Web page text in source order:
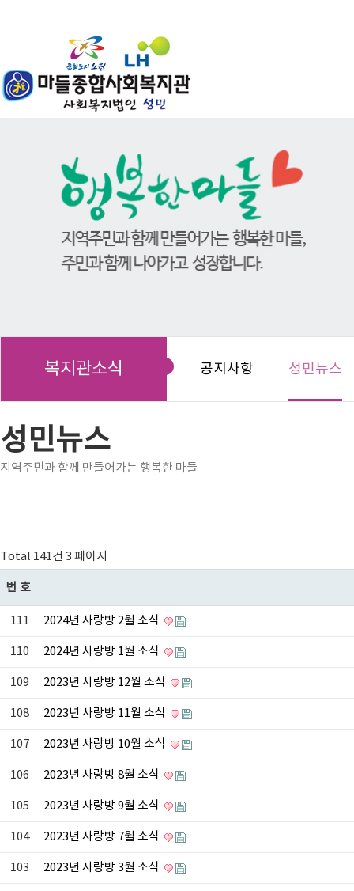
복지관소식 공지사항 성민뉴스
성민뉴스
지역주민과 함께 만들어가는 행복한 마들
Total 141건 3 페이지
번호
111 2024년 사랑방 2월 소식
110 2024년 사랑방 1월 소식
109 2023년 사랑방 12월 소식
108 2023년 사랑방 11월 소식
107 2023년 사랑방 10월 소식
106 2023년 사랑방 8월 소식
105 2023년 사랑방 9월 소식
104 2023년 사랑방 7월 소식
103 2023년 사랑방 3월 소식